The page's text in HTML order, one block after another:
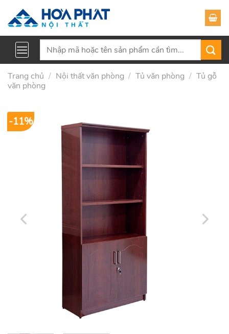
Tìm
Trang chủ / Nội thất văn phòng / Tủ văn phòng / Tủ gỗ
văn phòng
-11%